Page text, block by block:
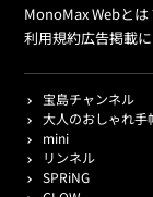
MonoMax Webとは
利用規約広告掲載
宝島チャンネル
大人のおしゃれ手
mini
リンネル
SPRiNG